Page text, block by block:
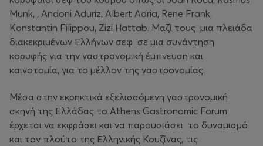
Munk, , Andoni Aduriz, Albert Adria, Rene Frank,
Konstantin Filippou, Zizi Hattab. Μαζί τους μια πλειάδα
διακεκριμένων Ελλήνων σεφ σε μια συνάντηση
κορυφής για την γαστρονομική έμπνευση και
καινοτομία, για το μέλλον της γαστρονομίας.
Μέσα στην εκρηκτικά εξελισσόμενη γαστρονομική
σκηνή της Ελλάδας το Athens Gastronomic Forum
έρχεται να εκφράσει και να παρουσιάσει το δυναμισμό
και τον πλούτο της Ελληνικής Κουζίνας, τις